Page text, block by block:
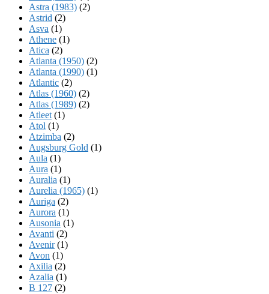
Astra (1983) (2)
Astrid (2)
Asva (1)
Athene (1)
Atica (2)
Atlanta (1950) (2)
Atlanta (1990) (1)
Atlantic (2)
Atlas (1960) (2)
Atlas (1989) (2)
Atleet (1)
Atol (1)
Atzimba (2)
Augsburg Gold (1)
Aula (1)
Aura (1)
Auralia (1)
Aurelia (1965) (1)
Auriga (2)
Aurora (1)
Ausonia (1)
Avanti (2)
Avenir(1)
Avon (1)
Axilia (2)
Azalia (1)
B 127 (2)